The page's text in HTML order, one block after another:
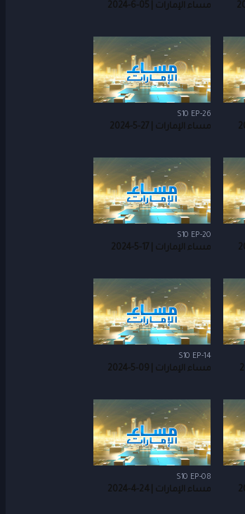
مساء الإمارات | 05-6-2024
S10 EP-26
مساء الإمارات | 27-5-2024
S10 EP-20
مساء الإمارات | 17-5-2024
S10 EP-14
مساء الإمارات | 09-5-2024
S10 EP-08
مساء الإمارات | 24-4-2024